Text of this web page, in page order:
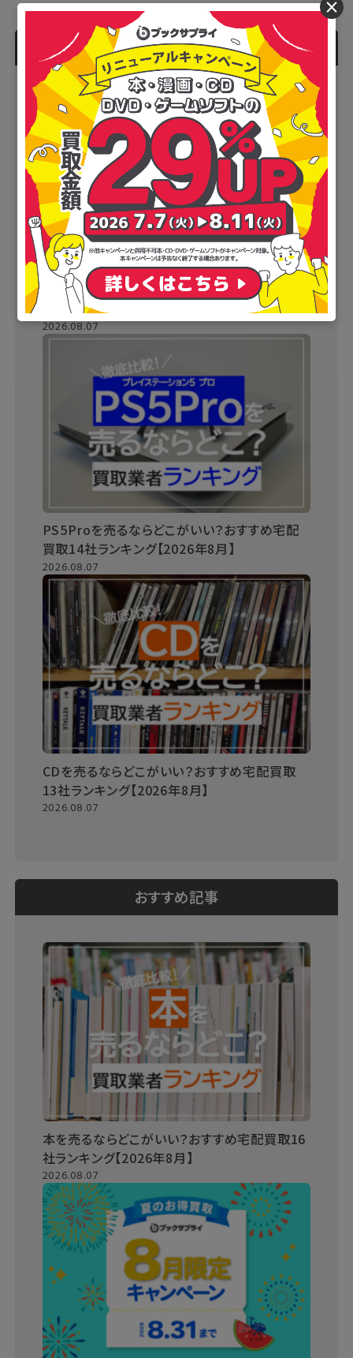
人気記事
本を売るならどこがいい？おすすめ宅配買取16
社ランキング【2026年8月】
2026.08.07
PS5Proを売るならどこがいい？おすすめ宅配
買取14社ランキング【2026年8月】
2026.08.07
CDを売るならどこがいい？おすすめ宅配買取
13社ランキング【2026年8月】
2026.08.07
おすすめ記事
本を売るならどこがいい？おすすめ宅配買取16
社ランキング【2026年8月】
2026.08.07
×